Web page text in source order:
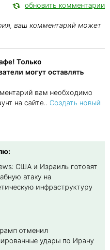
обновить комментарии
ваш комментарий может
Только
могут оставлять
вам необходимо
на сайте.. Создать новый
США и Израиль готовят
атаку на
инфраструктуру
отменил
удары по Ирану